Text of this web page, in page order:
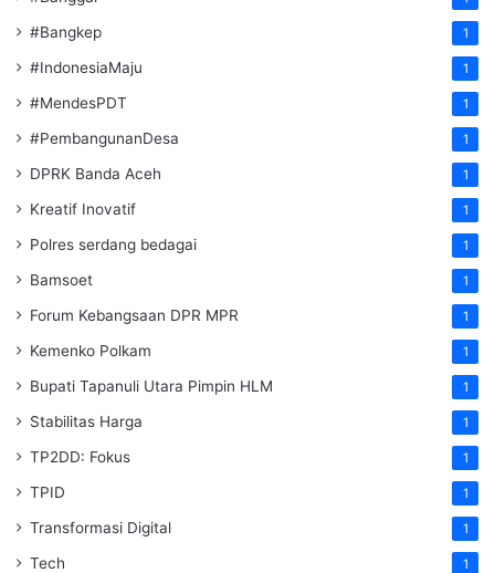
#Bangkep 1
#IndonesiaMaju 1
#MendesPDT 1
#PembangunanDesa 1
DPRK Banda Aceh 1
Kreatif Inovatif 1
Polres serdang bedagai 1
Bamsoet 1
Forum Kebangsaan DPR MPR 1
Kemenko Polkam 1
‎Bupati Tapanuli Utara Pimpin HLM 1
Stabilitas Harga 1
TP2DD: Fokus 1
TPID 1
Transformasi Digital 1
Tech 1